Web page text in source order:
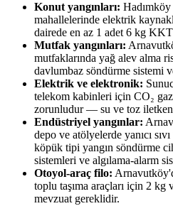
Konut yangınları:
mahallelerinde elektrik
dairede en az 1 adet 6 kg
Mutfak yangınları:
mutfaklarında yağ alev alma
davlumbaz söndürme sistemi
Elektrik ve elektronik:
telekom kabinleri için CO₂
zorunludur — su ve toz
Endüstriyel yangınlar:
depo ve atölyelerde yanıcı
köpük tipi yangın söndürme
sistemleri ve algılama-alarm
Otoyol-araç filo:
toplu taşıma araçları için 2
mevzuat gereklidir.